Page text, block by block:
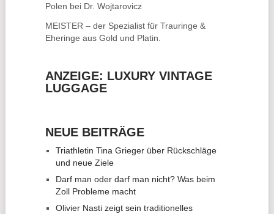
Polen bei Dr. Wojtarovicz
MEISTER – der Spezialist für Trauringe &
Eheringe aus Gold und Platin.
ANZEIGE: LUXURY VINTAGE
LUGGAGE
NEUE BEITRÄGE
Triathletin Tina Grieger über Rückschläge
und neue Ziele
Darf man oder darf man nicht? Was beim
Zoll Probleme macht
Olivier Nasti zeigt sein traditionelles